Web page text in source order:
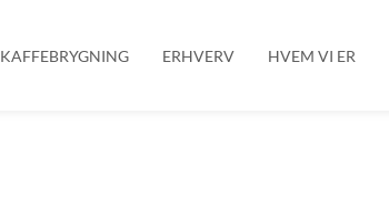
KAFFEBRYGNING ERHVERV HVEM VI ER